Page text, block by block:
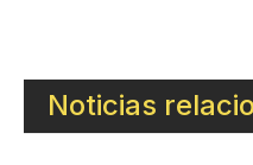
Noticias